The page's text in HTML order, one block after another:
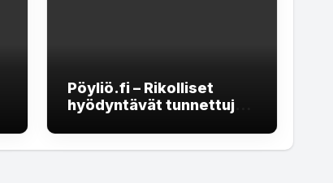
Pöyliö.fi – Rikolliset
hyödyntävät tunnettuja
rekrytointihuijauksissa